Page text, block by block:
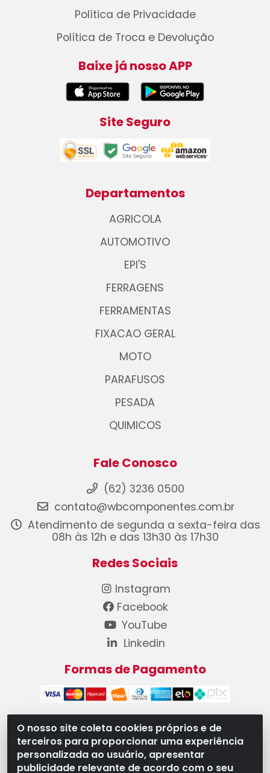
O nosso site coleta cookies próprios e de
terceiros para proporcionar uma experiência
personalizada ao usuário, apresentar
publicidade relevante de acordo com o seu
Política de Privacidade
Política de Troca e Devolução
Baixe já nosso APP
Site Seguro
Departamentos
AGRICOLA
AUTOMOTIVO
EPI'S
FERRAGENS
FERRAMENTAS
FIXACAO GERAL
MOTO
PARAFUSOS
PESADA
QUIMICOS
Fale Conosco
(62) 3236 0500
contato@wbcomponentes.com.br
Atendimento de segunda a sexta-feira das
08h às 12h e das 13h30 às 17h30
Redes Sociais
Instagram
Facebook
YouTube
Linkedin
Formas de Pagamento
WB Componentes Automotivos LTDA - CNPJ
08.528.393/0001-12 - Rua do Níquel, 667 - Parque
Oeste Industrial, Goiânia/GO - CEP 74375-660